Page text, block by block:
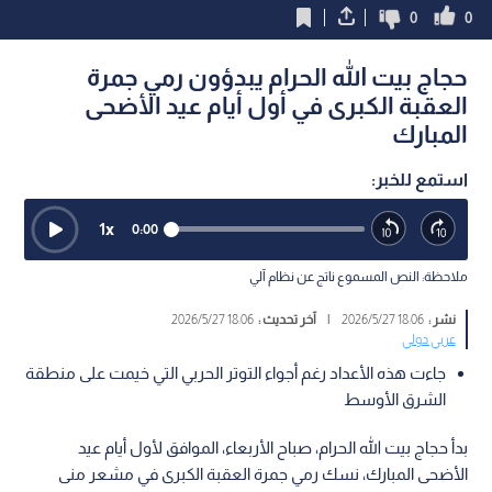
0
0
حجاج بيت الله الحرام يبدؤون رمي جمرة
العقبة الكبرى في أول أيام عيد الأضحى
المبارك
استمع للخبر:
0:00
1x
ملاحظة: النص المسموع ناتج عن نظام آلي
نشر :18:06 2026/5/27
| آخر تحديث :18:06 2026/5/27
عربي دولي
جاءت هذه الأعداد رغم أجواء التوتر الحربي التي خيمت على منطقة
الشرق الأوسط
بدأ حجاج بيت الله الحرام، صباح الأربعاء، الموافق لأول أيام عيد
الأضحى المبارك، نسك رمي جمرة العقبة الكبرى في مشعر منى